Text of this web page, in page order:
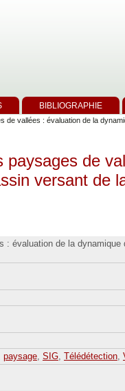
BIBLIOGRAPHIE
de vallées : évaluation de la
de
versant de
évaluation de la
paysage, SIG, Télédétection,